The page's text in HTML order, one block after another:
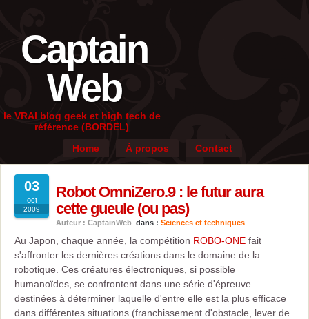
Captain
Web
le VRAI blog geek et high tech de
référence (BORDEL)
Home
À propos Contact
03
oct
2009
Robot OmniZero.9 : le futur aura
cette gueule (ou pas)
Auteur : CaptainWeb dans : Sciences et techniques
Au Japon, chaque année, la compétition ROBO-ONE fait
s'affronter les dernières créations dans le domaine de la
robotique. Ces créatures électroniques, si possible
humanoïdes, se confrontent dans une série d'épreuve
destinées à déterminer laquelle d'entre elle est la plus efficace
dans différentes situations (franchissement d'obstacle, lever de